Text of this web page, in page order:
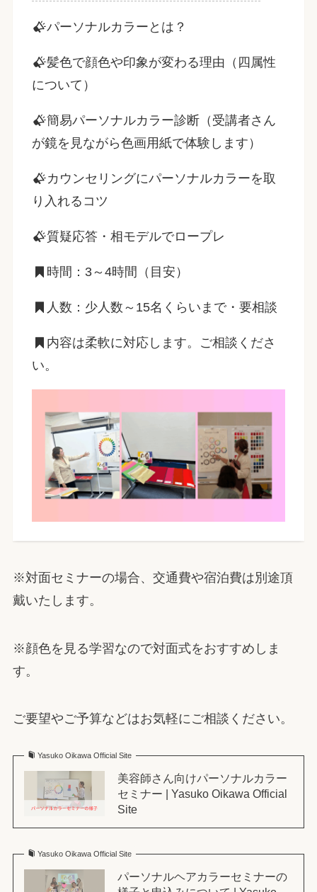
パーソナルカラーとは？
髪色で顔色や印象が変わる理由（四属性
について）
簡易パーソナルカラー診断（受講者さん
が鏡を見ながら色画用紙で体験します）
カウンセリングにパーソナルカラーを取
り入れるコツ
質疑応答・相モデルでロープレ
時間：3～4時間（目安）
人数：少人数～15名くらいまで・要相談
内容は柔軟に対応します。ご相談くださ
い。
※対面セミナーの場合、交通費や宿泊費は別途頂
戴いたします。
※顔色を見る学習なので対面式をおすすめしま
す。
ご要望やご予算などはお気軽にご相談ください。
Yasuko Oikawa Official Site
美容師さん向けパーソナルカラー
セミナー | Yasuko Oikawa Official
Site
Yasuko Oikawa Official Site
パーソナルヘアカラーセミナーの